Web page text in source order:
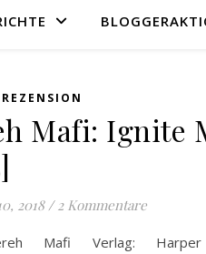
REZENSION
Mafi: Ignite
2018 / 2 Kommentare
Mafi Verlag: